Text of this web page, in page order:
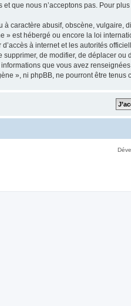
que nous n’acceptons pas. Pour
à caractère abusif, obscène,
» est hébergé ou encore la loi
à internet et les autorités
de modifier, de déplacer
que vous avez
», ni phpBB, ne pourront être